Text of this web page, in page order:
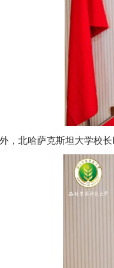
，北哈萨克斯坦大学校